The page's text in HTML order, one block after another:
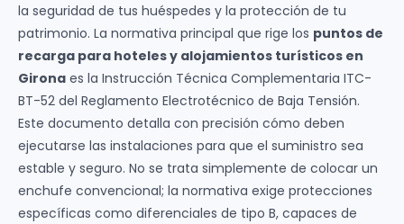
la seguridad de tus huéspedes y la protección de tu
patrimonio. La normativa principal que rige los puntos de
recarga para hoteles y alojamientos turísticos en
Girona es la Instrucción Técnica Complementaria ITC-
BT-52 del Reglamento Electrotécnico de Baja Tensión.
Este documento detalla con precisión cómo deben
ejecutarse las instalaciones para que el suministro sea
estable y seguro. No se trata simplemente de colocar un
enchufe convencional; la normativa exige protecciones
específicas como diferenciales de tipo B, capaces de